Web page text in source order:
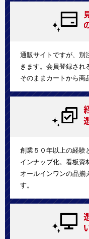
通販サイトですが、別
きます。会員登録され
そのままカートから商
創業５０年以上の経験
インナップ化。看板資
オールインワンの品揃
す。